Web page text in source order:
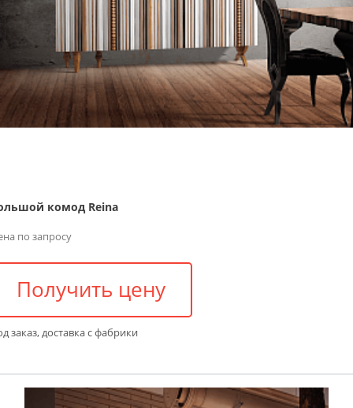
комод Reina
по запросу
Получить цену
заказ, доставка с фабрики